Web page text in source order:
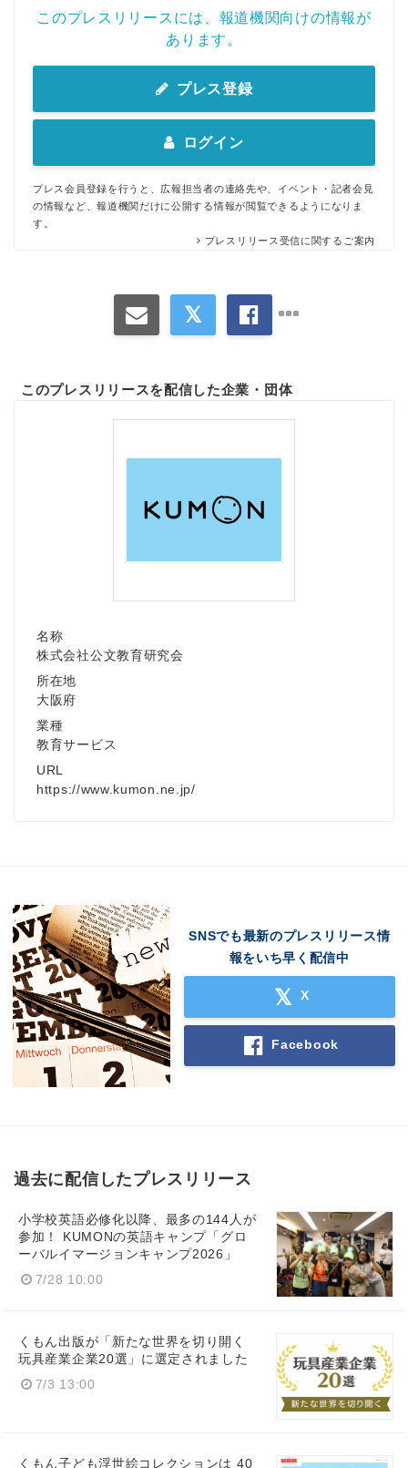
このプレスリリースには、報道機関向けの情報が
あります。
プレス登録
ログイン
プレス会員登録を行うと、広報担当者の連絡先や、イベント・記者会見
の情報など、報道機関だけに公開する情報が閲覧できるようになりま
す。
プレスリリース受信に関するご案内
このプレスリリースを配信した企業・団体
名称
株式会社公文教育研究会
所在地
大阪府
業種
教育サービス
URL
https://www.kumon.ne.jp/
SNSでも最新のプレスリリース情
報をいち早く配信中
X
Facebook
過去に配信したプレスリリース
小学校英語必修化以降、最多の144人が
参加！ KUMONの英語キャンプ「グロ
ーバルイマージョンキャンプ2026」
7/28 10:00
くもん出版が「新たな世界を切り開く
玩具産業企業20選」に選定されました
7/3 13:00
くもん子ども浮世絵コレクションは 40